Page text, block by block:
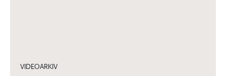
VIDEOARKIV